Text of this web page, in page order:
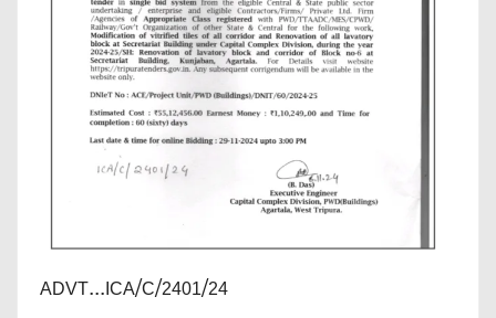
ADVT...ICA/C/2401/24